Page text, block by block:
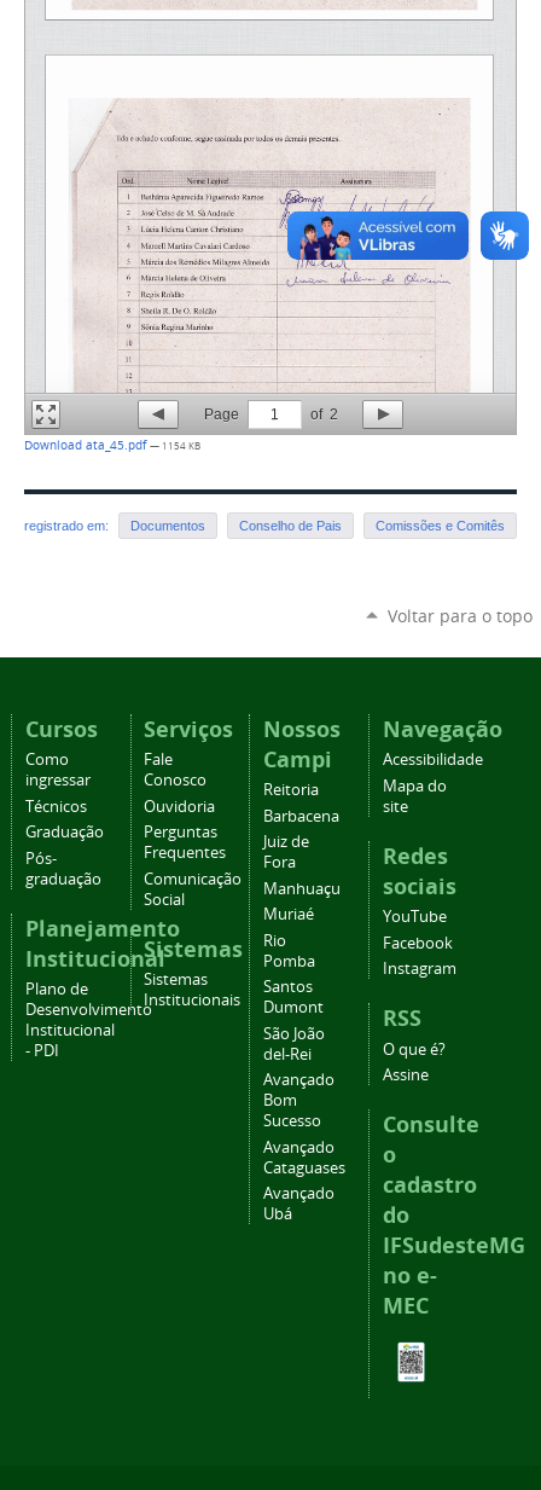
Page 1 of 2
Download ata_45.pdf— 1154 KB
registrado em: Documentos Conselho de Pais Comissões e Comitês
Voltar para o topo
Cursos
Como
ingressar
Técnicos
Graduação
Pós-
graduação
Planejamento
Institucional
Plano de
Desenvolvimento
Institucional
- PDI
Serviços
Fale
Conosco
Ouvidoria
Perguntas
Frequentes
Comunicação
Social
Sistemas
Sistemas
Institucionais
Nossos
Campi
Reitoria
Barbacena
Juiz de
Fora
Manhuaçu
Muriaé
Rio
Pomba
Santos
Dumont
São João
del-Rei
Avançado
Bom
Sucesso
Avançado
Cataguases
Avançado
Ubá
Navegação
Acessibilidade
Mapa do
site
Redes
sociais
YouTube
Facebook
Instagram
RSS
O que é?
Assine
Consulte
o
cadastro
do
IFSudesteMG
no e-
MEC